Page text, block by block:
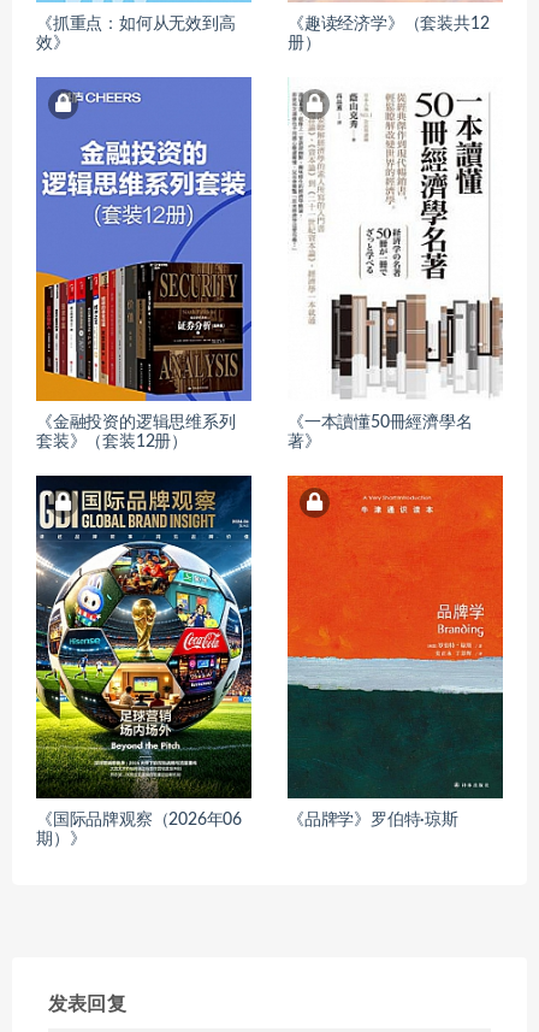
《抓重点：如何从无效到高
效》
《趣读经济学》（套装共12
册）
《金融投资的逻辑思维系列
套装》（套装12册）
《一本讀懂50冊經濟學名
著》
《国际品牌观察（2026年06
期）》
《品牌学》罗伯特·琼斯
发表回复